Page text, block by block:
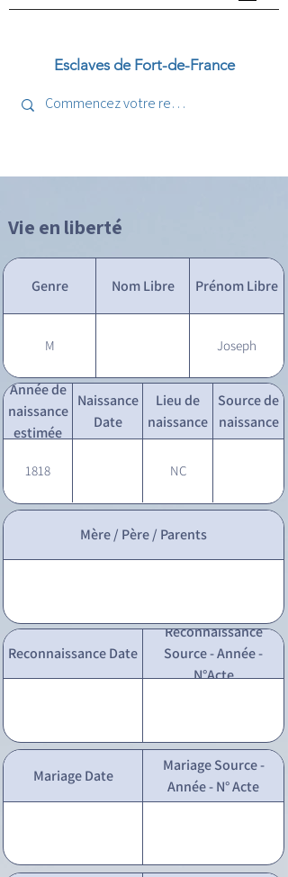
Esclaves de Fort-de-France
Vie en liberté
Genre Nom Libre Prénom Libre
M Joseph
Année de
naissance
estimée
Naissance
Date
Lieu de
naissance
Source de
naissance
1818 NC
Mère / Père / Parents
Reconnaissance Date
Reconnaissance
Source - Année -
N°Acte
Mariage Date
Mariage Source -
Année - N° Acte